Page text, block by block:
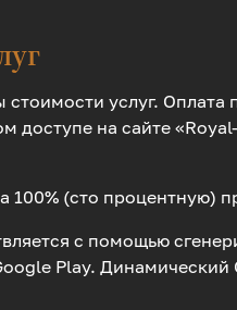
услуг. Оплата
на сайте
(сто процентную)
с помощью
Play. Динамический